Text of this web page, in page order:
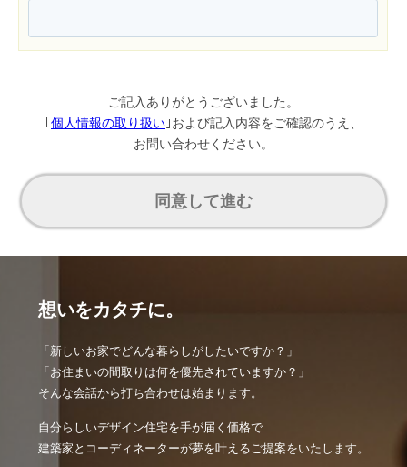
ご記入ありがとうございました。
｢個人情報の取り扱い ｣および記入内容をご確認のうえ、
お問い合わせください。
同意して進む
想いをカタチに。
「新しいお家でどんな暮らしがしたいですか？」
「お住まいの間取りは何を優先されていますか？」
そんな会話から打ち合わせは始まります。
自分らしいデザイン住宅を手が届く価格で
建築家とコーディネーターが夢を叶えるご提案をいたします。